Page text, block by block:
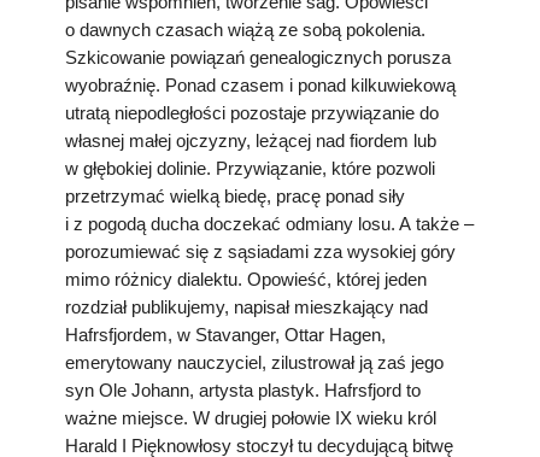
Podkowiański Słownik Biograficzny
🖶 Drukuj
redakcja@podkowianskimagazyn.pl
Wszelkie prawa zastrzeżone
o dawnych czasach wiążą ze sobą pokolenia.
Szkicowanie powiązań genealogicznych porusza
wyobraźnię. Ponad czasem i ponad kilkuwiekową
utratą niepodległości pozostaje przywiązanie do
własnej małej ojczyzny, leżącej nad fiordem lub
w głębokiej dolinie. Przywiązanie, które pozwoli
przetrzymać wielką biedę, pracę ponad siły
i z pogodą ducha doczekać odmiany losu. A także –
porozumiewać się z sąsiadami zza wysokiej góry
mimo różnicy dialektu. Opowieść, której jeden
rozdział publikujemy, napisał mieszkający nad
Hafrsfjordem, w Stavanger, Ottar Hagen,
emerytowany nauczyciel, zilustrował ją zaś jego
syn Ole Johann, artysta plastyk. Hafrsfjord to
ważne miejsce. W drugiej połowie IX wieku król
Harald I Pięknowłosy stoczył tu decydującą bitwę